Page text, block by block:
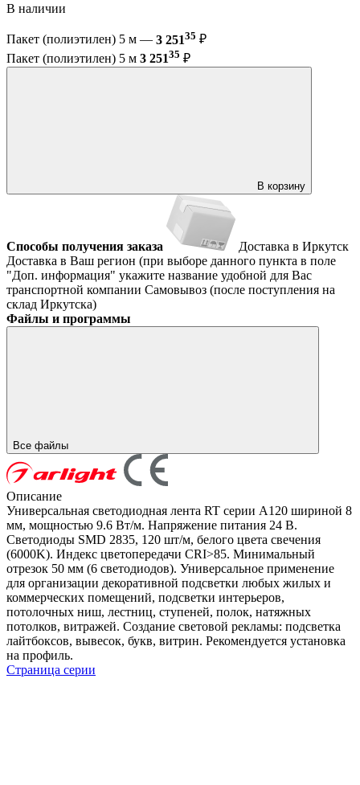
В наличии
Пакет (полиэтилен) 5 м — 3 25135 ₽
Пакет (полиэтилен) 5 м 3 25135 ₽
В корзину
Способы получения заказа
Доставка в Иркутск
Доставка в Ваш регион (при выборе данного пункта в поле
"Доп. информация" укажите название удобной для Вас
транспортной компании Самовывоз (после поступления на
склад Иркутска)
Файлы и программы
Все файлы
Описание
Универсальная светодиодная лента RT серии A120 шириной 8
мм, мощностью 9.6 Вт/м. Напряжение питания 24 В.
Светодиоды SMD 2835, 120 шт/м, белого цвета свечения
(6000K). Индекс цветопередачи CRI>85. Минимальный
отрезок 50 мм (6 светодиодов). Универсальное применение
для организации декоративной подсветки любых жилых и
коммерческих помещений, подсветки интерьеров,
потолочных ниш, лестниц, ступеней, полок, натяжных
потолков, витражей. Создание световой рекламы: подсветка
лайтбоксов, вывесок, букв, витрин. Рекомендуется установка
на профиль.
Страница серии